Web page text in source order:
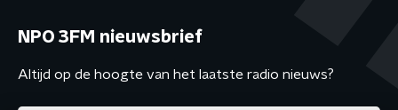
NPO 3FM nieuwsbrief
Altijd op de hoogte van het laatste radio nieuws?